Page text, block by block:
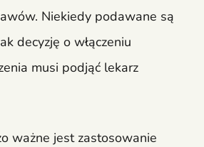
Niekiedy podawane są
decyzję o włączeniu
musi podjąć lekarz
ważne jest zastosowanie